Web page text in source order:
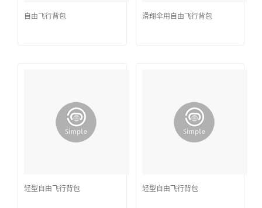
自由飞行背包 滑翔伞用自由飞行背包
轻型自由飞行背包 轻型自由飞行背包